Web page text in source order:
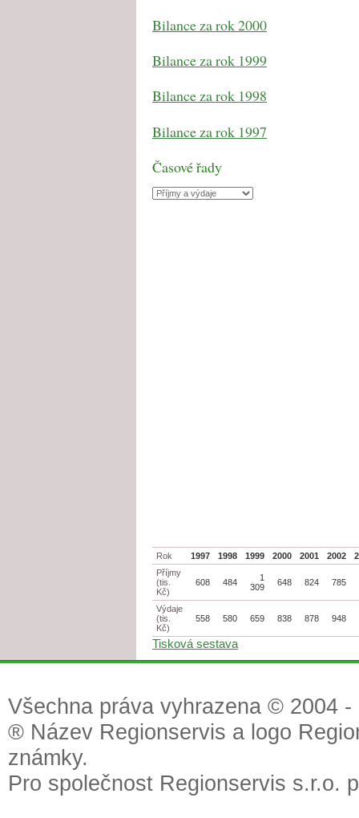
Bilance za rok 2000
Bilance za rok 1999
Bilance za rok 1998
Bilance za rok 1997
Časové řady
Rok 1997 1998 1999 2000 2001 2002
Příjmy
(tis.
Kč)
608 484
1
309
648 824 785
Výdaje
(tis.
Kč)
558 580 659 838 878 948
Tisková sestava
Všechna práva vyhrazena © 2004
® Název Regionservis a logo
známky.
Pro společnost Regionservis s.r.o.